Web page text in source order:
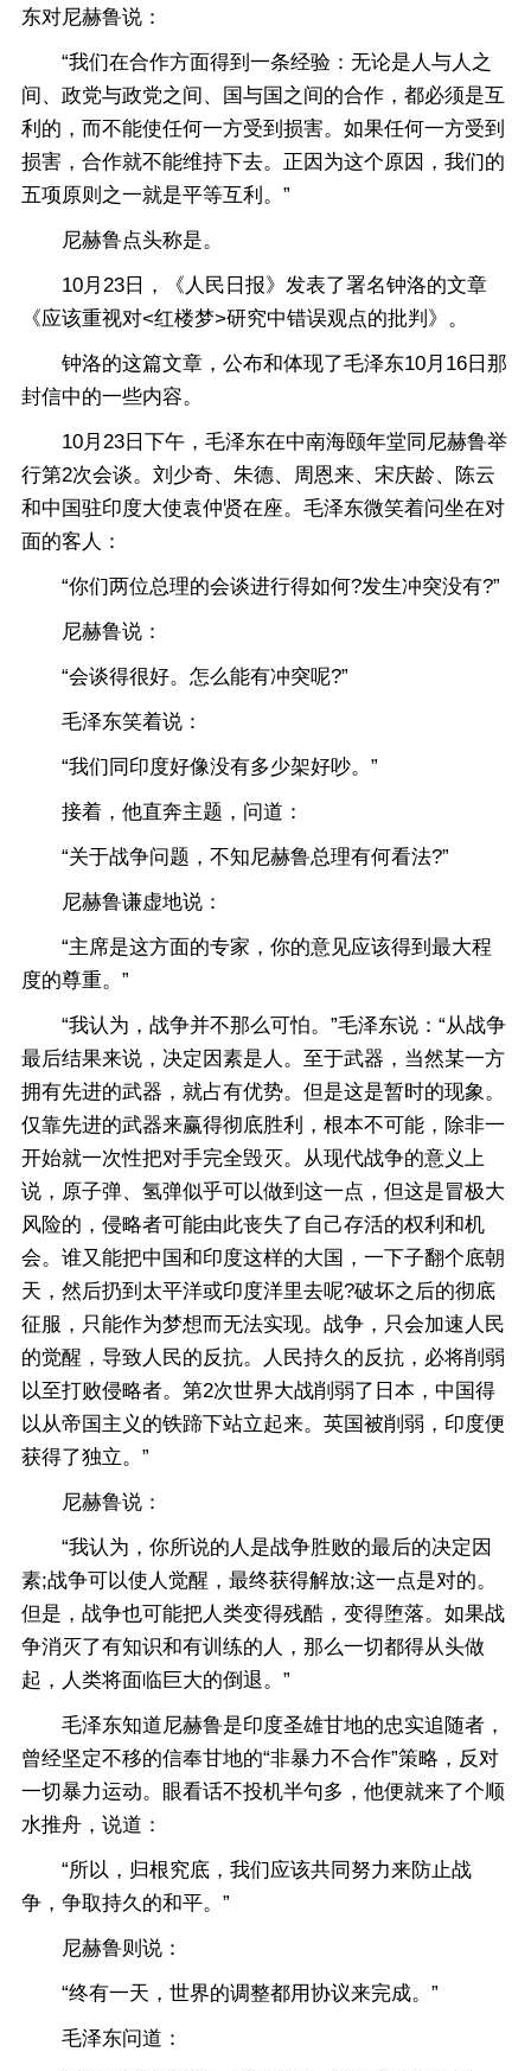
东对尼赫鲁说：
“我们在合作方面得到一条经验：无论是人与人之
间、政党与政党之间、国与国之间的合作，都必须是互
利的，而不能使任何一方受到损害。如果任何一方受到
损害，合作就不能维持下去。正因为这个原因，我们的
五项原则之一就是平等互利。”
尼赫鲁点头称是。
10月23日，《人民日报》发表了署名钟洛的文章
《应该重视对<红楼梦>研究中错误观点的批判》。
钟洛的这篇文章，公布和体现了毛泽东10月16日那
封信中的一些内容。
10月23日下午，毛泽东在中南海颐年堂同尼赫鲁举
行第2次会谈。刘少奇、朱德、周恩来、宋庆龄、陈云
和中国驻印度大使袁仲贤在座。毛泽东微笑着问坐在对
面的客人：
“你们两位总理的会谈进行得如何?发生冲突没有?”
尼赫鲁说：
“会谈得很好。怎么能有冲突呢?”
毛泽东笑着说：
“我们同印度好像没有多少架好吵。”
接着，他直奔主题，问道：
“关于战争问题，不知尼赫鲁总理有何看法?”
尼赫鲁谦虚地说：
“主席是这方面的专家，你的意见应该得到最大程
度的尊重。”
“我认为，战争并不那么可怕。”毛泽东说：“从战争
最后结果来说，决定因素是人。至于武器，当然某一方
拥有先进的武器，就占有优势。但是这是暂时的现象。
仅靠先进的武器来赢得彻底胜利，根本不可能，除非一
开始就一次性把对手完全毁灭。从现代战争的意义上
说，原子弹、氢弹似乎可以做到这一点，但这是冒极大
风险的，侵略者可能由此丧失了自己存活的权利和机
会。谁又能把中国和印度这样的大国，一下子翻个底朝
天，然后扔到太平洋或印度洋里去呢?破坏之后的彻底
征服，只能作为梦想而无法实现。战争，只会加速人民
的觉醒，导致人民的反抗。人民持久的反抗，必将削弱
以至打败侵略者。第2次世界大战削弱了日本，中国得
以从帝国主义的铁蹄下站立起来。英国被削弱，印度便
获得了独立。”
尼赫鲁说：
“我认为，你所说的人是战争胜败的最后的决定因
素;战争可以使人觉醒，最终获得解放;这一点是对的。
但是，战争也可能把人类变得残酷，变得堕落。如果战
争消灭了有知识和有训练的人，那么一切都得从头做
起，人类将面临巨大的倒退。”
毛泽东知道尼赫鲁是印度圣雄甘地的忠实追随者，
曾经坚定不移的信奉甘地的“非暴力不合作”策略，反对
一切暴力运动。眼看话不投机半句多，他便就来了个顺
水推舟，说道：
“所以，归根究底，我们应该共同努力来防止战
争，争取持久的和平。”
尼赫鲁则说：
“终有一天，世界的调整都用协议来完成。”
毛泽东问道：